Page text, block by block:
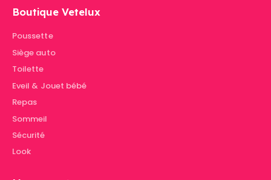
Boutique Vetelux
Poussette
Siège auto
Toilette
Eveil & Jouet bébé
Repas
Sommeil
Sécurité
Look